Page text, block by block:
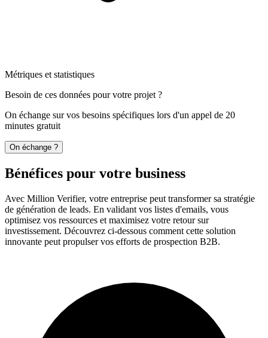
Métriques et statistiques
Besoin de ces données pour votre projet ?
On échange sur vos besoins spécifiques lors d'un appel de 20
minutes gratuit
On échange ?
Bénéfices pour votre business
Avec Million Verifier, votre entreprise peut transformer sa stratégie
de génération de leads. En validant vos listes d'emails, vous
optimisez vos ressources et maximisez votre retour sur
investissement. Découvrez ci-dessous comment cette solution
innovante peut propulser vos efforts de prospection B2B.